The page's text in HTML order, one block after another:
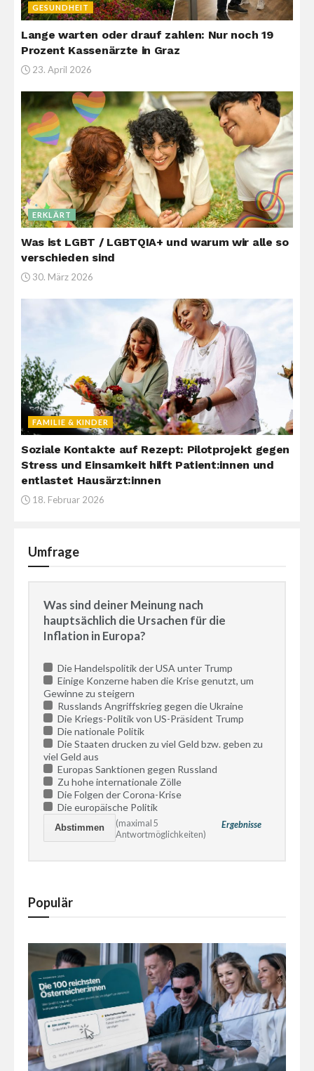
GESUNDHEIT
Lange warten oder drauf zahlen: Nur noch 19
Prozent Kassenärzte in Graz
23. April 2026
ERKLÄRT
Was ist LGBT / LGBTQIA+ und warum wir alle so
verschieden sind
30. März 2026
FAMILIE & KINDER
Soziale Kontakte auf Rezept: Pilotprojekt gegen
Stress und Einsamkeit hilft Patient:innen und
entlastet Hausärzt:innen
18. Februar 2026
Umfrage
Was sind deiner Meinung nach
hauptsächlich die Ursachen für die
Inflation in Europa?
Die Handelspolitik der USA unter Trump
Einige Konzerne haben die Krise genutzt, um
Gewinne zu steigern
Russlands Angriffskrieg gegen die Ukraine
Die Kriegs-Politik von US-Präsident Trump
Die nationale Politik
Die Staaten drucken zu viel Geld bzw. geben zu
viel Geld aus
Europas Sanktionen gegen Russland
Zu hohe internationale Zölle
Die Folgen der Corona-Krise
Die europäische Politik
Ergebnisse
(maximal 5
Antwortmöglichkeiten)
Populär